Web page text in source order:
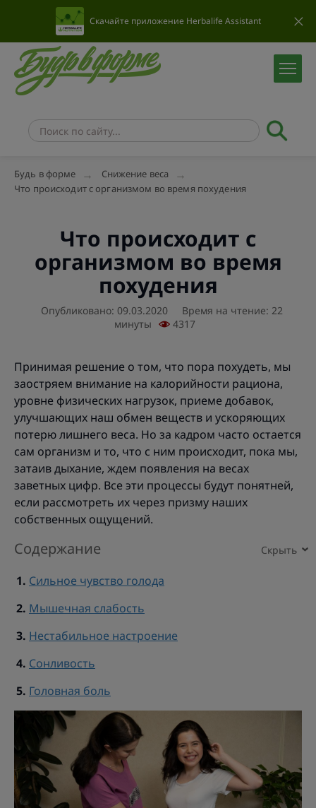
Скачайте приложение Herbalife Assistant
Будь в форме
Снижение веса
Что происходит с организмом во время похудения
Что происходит с
организмом во время
похудения
Опубликовано: 09.03.2020
Время на чтение: 22
минуты
4317
Принимая решение о том, что пора похудеть, мы
заостряем внимание на калорийности рациона,
уровне физических нагрузок, приеме добавок,
улучшающих наш обмен веществ и ускоряющих
потерю лишнего веса. Но за кадром часто остается
сам организм и то, что с ним происходит, пока мы,
затаив дыхание, ждем появления на весах
заветных цифр. Все эти процессы будут понятней,
если рассмотреть их через призму наших
собственных ощущений.
Содержание
Сильное чувство голода
Мышечная слабость
Нестабильное настроение
Сонливость
Головная боль